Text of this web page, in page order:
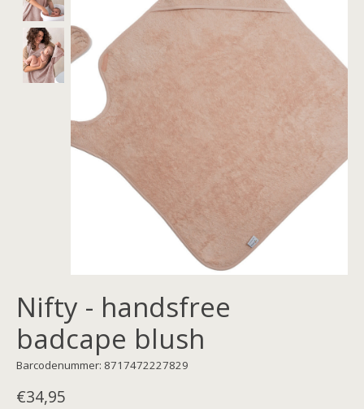
Nifty - handsfree
badcape blush
Barcodenummer: 8717472227829
€34,95